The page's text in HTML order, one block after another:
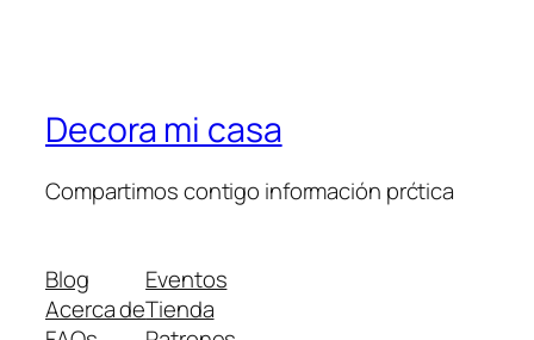
Decora mi casa
Compartimos contigo información prćtica
Blog
Acerca de
Eventos
Tienda